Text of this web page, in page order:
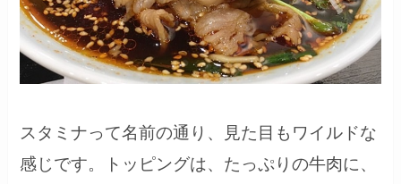
スタミナって名前の通り、見た目もワイルドな
感じです。トッピングは、たっぷりの牛肉に、